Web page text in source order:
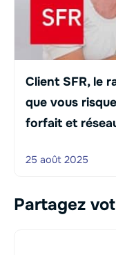
Client SFR, le
que vous
forfait et
25 août 2025
Partagez